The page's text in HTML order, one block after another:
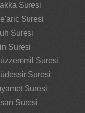
Suresi
Suresi
Suresi
Suresi
Suresi
Suresi
Suresi
Suresi